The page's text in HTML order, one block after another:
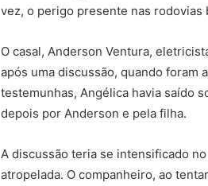
vez, o perigo presente nas rodovias
O casal, Anderson Ventura,
após uma discussão, quando foram
testemunhas, Angélica havia saído
depois por Anderson e pela filha.
A discussão teria se intensificado
atropelada. O companheiro, ao